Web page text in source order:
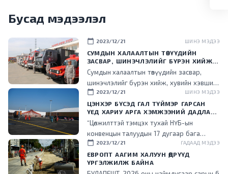
Бусад мэдээлэл
calendar_today 2023/12/21 ШИНЭ МЭДЭЭ
СУМДЫН ХАЛААЛТЫН ТӨВҮҮДИЙН
ЗАСВАР, ШИНЭЧЛЭЛИЙГ БҮРЭН ХИЙЖ,
ХУВИЙН ХЭВШИЛ РҮҮ МЕНЕЖМЕНТИЙГ
НЬ ШИЛЖҮҮЛСЭН ГЭДГИЙГ ОНЦОЛЛОО
Сумдын халаалтын төвүүдийн засвар,
шинэчлэлийг бүрэн хийж, хувийн хэвшил
рүү менежментийг нь шилжүүлснээр
төрийн ачаалал буурч, эдийн засгийн үр
ашигтай ажиллаж эхэлсэн гэдгийг энэ
үеэр танилцууллаа.
calendar_today 2023/12/21 ШИНЭ МЭДЭЭ
ЦЭНХЭР БҮСЭД ГАЛ ТҮЙМЭР ГАРСАН
ҮЕД ХАРИУ АРГА ХЭМЖЭЭНИЙ ДАДЛАГА
СУРГУУЛИЙГ ЗОХИОН БАЙГУУЛЛАА
“Цөлжилттэй тэмцэх тухай НҮБ-ын
конвенцын талуудын 17 дугаар бага
хурал (COP17) зохион байгуулах цэнхэр
бүсэд гал түймэр гарсан үед хариу арга
хэмжээ зохион байгуулах дадлага,
calendar_today 2023/12/21 ГАДААД МЭДЭЭ
ЕВРОПТ ААГИМ ХАЛУУН ӨДРҮҮД
ҮРГЭЛЖИЛЖ БАЙНА